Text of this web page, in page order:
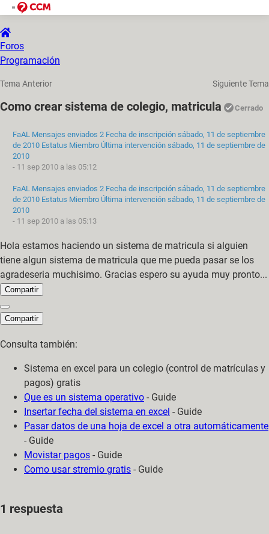
Foros
Programación
Tema Anterior Siguiente Tema
Como crear sistema de colegio, matricula Cerrado
FaAL Mensajes enviados 2 Fecha de inscripción sábado, 11 de septiembre
de 2010 Estatus Miembro Última intervención sábado, 11 de septiembre de
2010
- 11 sep 2010 a las 05:12
FaAL Mensajes enviados 2 Fecha de inscripción sábado, 11 de septiembre
de 2010 Estatus Miembro Última intervención sábado, 11 de septiembre de
2010
- 11 sep 2010 a las 05:13
Hola estamos haciendo un sistema de matricula si alguien
tiene algun sistema de matricula que me pueda pasar se los
agradeseria muchisimo. Gracias espero su ayuda muy pronto...
Compartir
Compartir
Consulta también:
Sistema en excel para un colegio (control de matrículas y
pagos) gratis
Que es un sistema operativo - Guide
Insertar fecha del sistema en excel - Guide
Pasar datos de una hoja de excel a otra automáticamente
- Guide
Movistar pagos - Guide
Como usar stremio gratis - Guide
1 respuesta